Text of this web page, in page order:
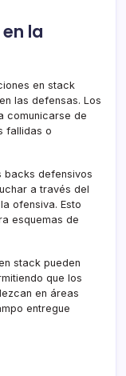
la
en stack
las defensas. Los
comunicarse de
fallidas o
backs defensivos
a través del
ofensiva. Esto
esquemas de
stack pueden
que los
en áreas
entregue